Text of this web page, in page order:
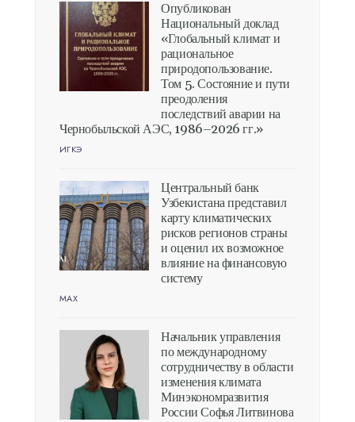
Опубликован
Национальный доклад
«Глобальный климат и
рациональное
природопользование.
Том 5. Состояние и пути
преодоления
последствий аварии на
Чернобыльской АЭС, 1986–2026 гг.»
ИГКЭ
Центральный банк
Узбекистана представил
карту климатических
рисков регионов страны
и оценил их возможное
влияние на финансовую
систему
MAX
Начальник управления
по международному
сотрудничеству в области
изменения климата
Минэкономразвития
России Софья Литвинова